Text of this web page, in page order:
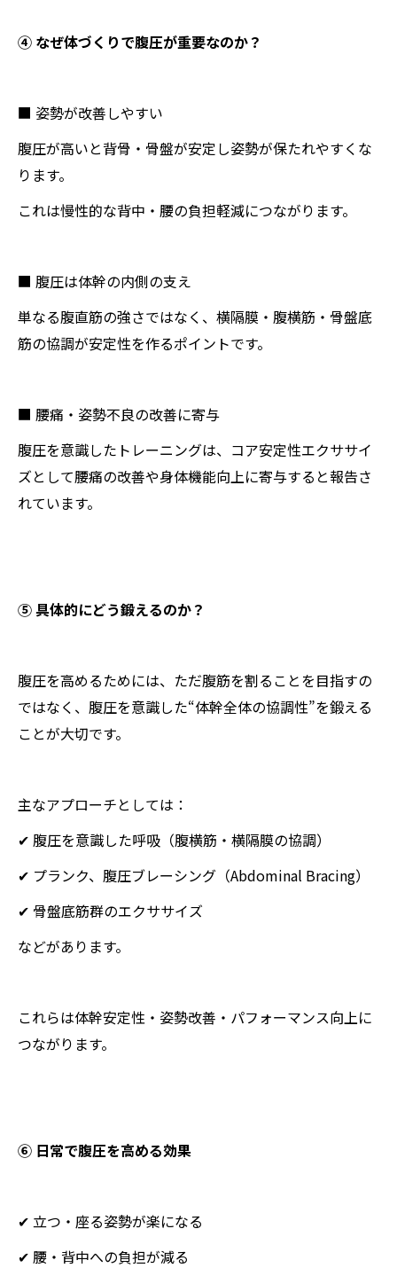
④ なぜ体づくりで腹圧が重要なのか？
■ 姿勢が改善しやすい
腹圧が高いと背骨・骨盤が安定し姿勢が保たれやすくな
ります。
これは慢性的な背中・腰の負担軽減につながります。
■ 腹圧は体幹の内側の支え
単なる腹直筋の強さではなく、横隔膜・腹横筋・骨盤底
筋の協調が安定性を作るポイントです。
■ 腰痛・姿勢不良の改善に寄与
腹圧を意識したトレーニングは、コア安定性エクササイ
ズとして腰痛の改善や身体機能向上に寄与すると報告さ
れています。
⑤ 具体的にどう鍛えるのか？
腹圧を高めるためには、ただ腹筋を割ることを目指すの
ではなく、腹圧を意識した“体幹全体の協調性”を鍛える
ことが大切です。
主なアプローチとしては：
✔ 腹圧を意識した呼吸（腹横筋・横隔膜の協調）
✔ プランク、腹圧ブレーシング（Abdominal Bracing）
✔ 骨盤底筋群のエクササイズ
などがあります。
これらは体幹安定性・姿勢改善・パフォーマンス向上に
つながります。
⑥ 日常で腹圧を高める効果
✔ 立つ・座る姿勢が楽になる
✔ 腰・背中への負担が減る